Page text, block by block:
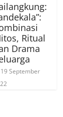
Ritual
Drama
19 September